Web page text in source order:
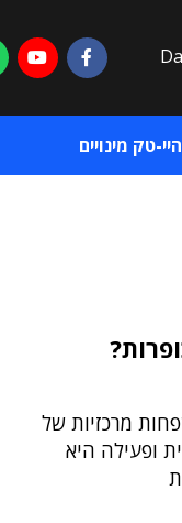
היי-טק מינויים
כלים וטכניקות המשמשים 11 משפחות מרכזיות של
ופעילה היא